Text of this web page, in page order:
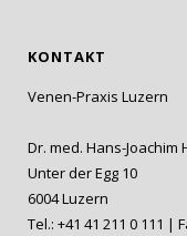
KONTAKT
Venen-Praxis Luzern
Dr. med. Hans-Joachim
Unter der Egg 10
6004 Luzern
Tel.: +41 41 211 0 111 |